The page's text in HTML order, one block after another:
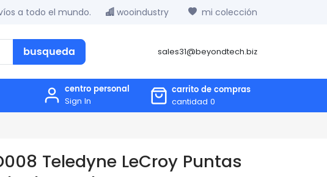
a todo el mundo. wooindustry mi colección
busqueda sales31@beyondtech.biz
centro personal
Sign In
carrito de compras
cantidad 0
Teledyne LeCroy Puntas